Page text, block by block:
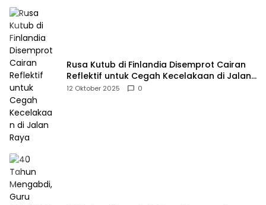
Rusa Kutub di Finlandia Disemprot Cairan
Reflektif untuk Cegah Kecelakaan di Jalan
Raya
12 Oktober 2025 0